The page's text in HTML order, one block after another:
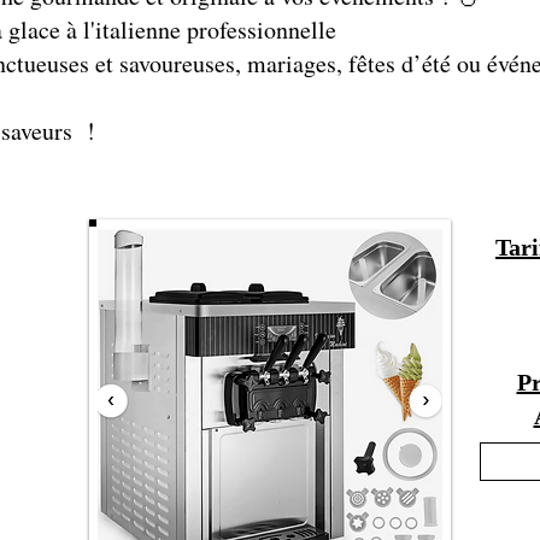
à l'italienne professionnelle
et savoureuses, mariages, fêtes d’été ou
!